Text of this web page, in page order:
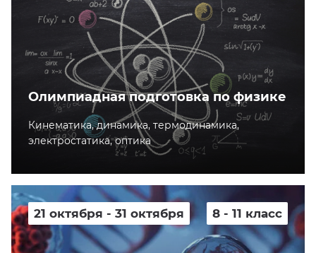
Олимпиадная подготовка по физике
Кинематика, динамика, термодинамика,
электростатика, оптика
21 октября - 31 октября 8 - 11 класс